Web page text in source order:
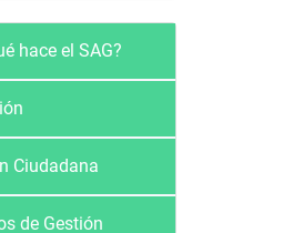
somos
hace el SAG?
Ciudadana
de Gestión